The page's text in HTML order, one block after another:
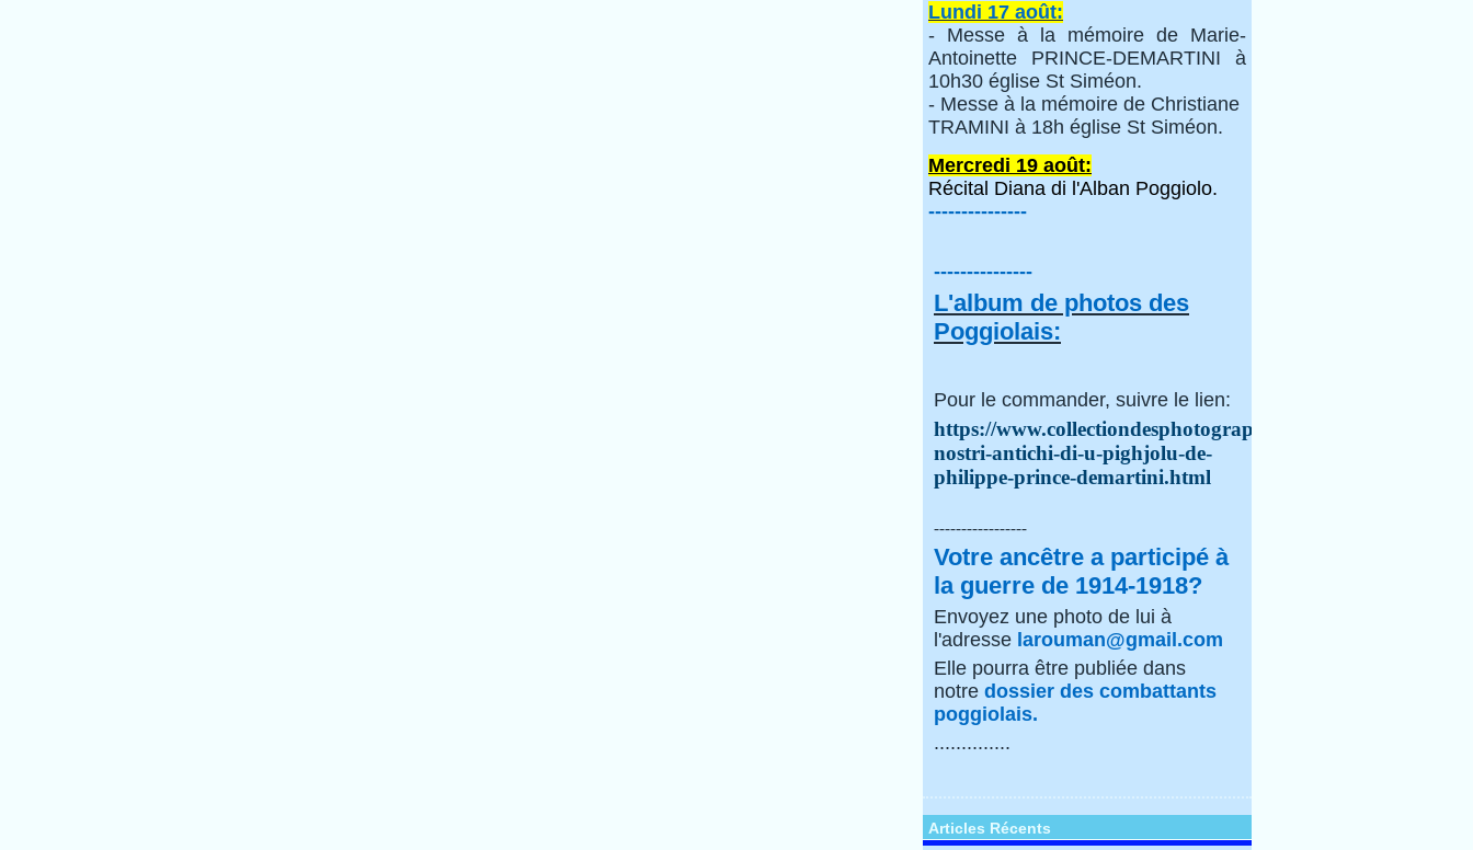
Lundi 17 août:
- Messe à la mémoire de Marie-
Antoinette PRINCE-DEMARTINI à
10h30 église St Siméon.
- Messe à la mémoire de Christiane
TRAMINI à 18h église St Siméon.
Mercredi 19 août:
Récital Diana di l'Alban Poggiolo.
---------------
---------------
L'album de photos des
Poggiolais:
Pour le commander, suivre le lien:
https://www.collectiondesphotographes.com/i-
nostri-antichi-di-u-pighjolu-de-
philippe-prince-demartini.html
-----------------
Votre ancêtre a participé à
la guerre de 1914-1918?
Envoyez une photo de lui à
l'adresse larouman@gmail.com
Elle pourra être publiée dans
notre dossier des combattants
poggiolais.
..............
Articles Récents